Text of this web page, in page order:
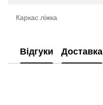
Каркас ліжка
Відгуки Доставка